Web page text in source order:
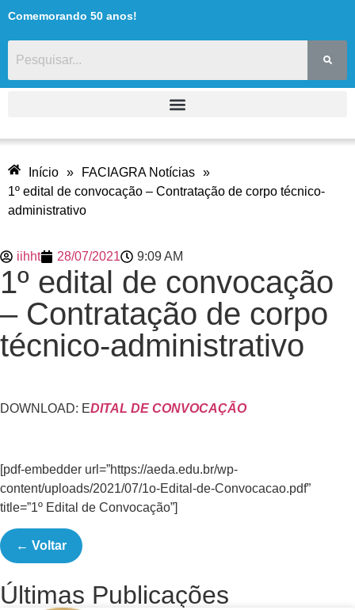
Comemorando 50 anos!
Início » FACIAGRA Notícias »
1º edital de convocação – Contratação de corpo técnico-
administrativo
iihht 28/07/2021 9:09 AM
1º edital de convocação
– Contratação de corpo
técnico-administrativo
DOWNLOAD: EDITAL DE CONVOCAÇÃO
[pdf-embedder url=”https://aeda.edu.br/wp-
content/uploads/2021/07/1o-Edital-de-Convocacao.pdf”
title=”1º Edital de Convocação”]
← Voltar
Últimas Publicações